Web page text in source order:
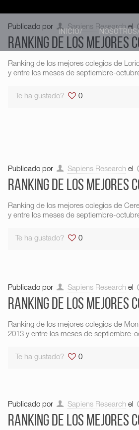
INICIO/
Publicado por Sapiens Research el
Ranking de los mejores
Ranking de los mejores colegios de
y entre los meses de septiembre-
Te ha gustado? 0
Publicado por Sapiens Research el
Ranking de los mejores
Ranking de los mejores colegios de
y entre los meses de septiembre-
Te ha gustado? 0
Publicado por Sapiens Research el
Ranking de los mejores
Ranking de los mejores colegios de
2013 y entre los meses de septiembre-
Te ha gustado? 0
Publicado por Sapiens Research el
Ranking de los mejores